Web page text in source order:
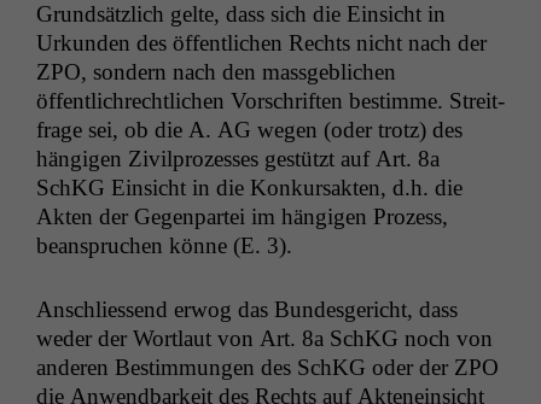
Grund­sät­zlich gelte, dass sich die Ein­sicht in
Urkun­den des öffentlichen Rechts nicht nach der
ZPO, son­dern nach den mass­ge­blichen
öffentlichrechtlichen Vorschriften bes­timme. Stre­it­
frage sei, ob die A. AG wegen (oder trotz) des
hängi­gen Zivil­prozess­es gestützt auf Art. 8a
SchKG Ein­sicht in die Konkur­sak­ten, d.h. die
Akten der Gegen­partei im hängi­gen Prozess,
beanspruchen könne (E. 3).
Anschliessend erwog das Bun­des­gericht, dass
wed­er der Wort­laut von Art. 8a SchKG noch von
anderen Bes­tim­mungen des SchKG oder der ZPO
die Anwend­barkeit des Rechts auf Aktenein­sicht